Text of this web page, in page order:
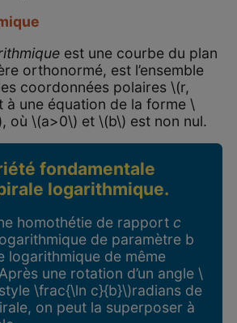
est une courbe du plan
orthonormé, est l’ensemble
coordonnées polaires \(r,
à une équation de la forme \
où \(a>0\) et \(b\) est non nul.
fondamentale
logarithmique.
homothétie de rapport c
de paramètre b
logarithmique de même
une rotation d’un angle \
\frac{\ln c}{b}\)radians de
on peut la superposer à